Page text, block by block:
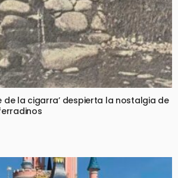
de la cigarra’ despierta la nostalgia de